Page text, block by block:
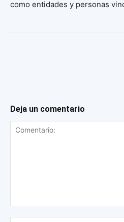
como entidades y personas
Deja un comentario